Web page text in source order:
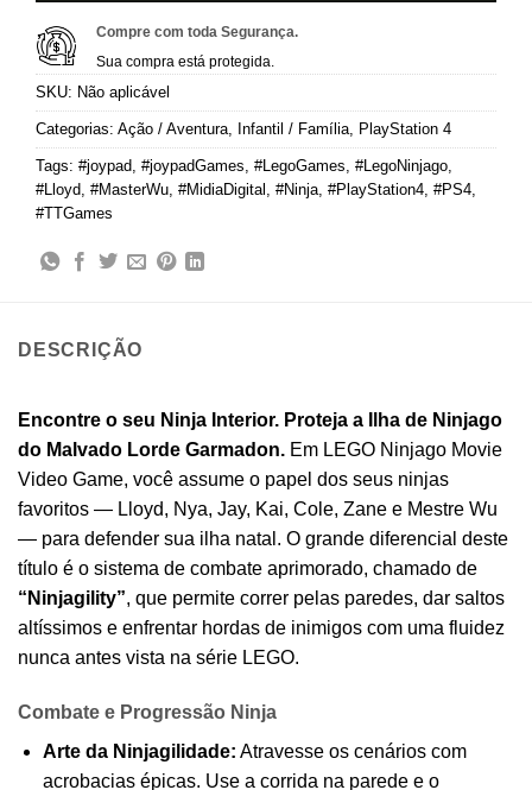
Compre com toda Segurança.
Sua compra está protegida.
SKU: Não aplicável
Categorias: Ação / Aventura Infantil / Família PlayStation 4
Tags: #joypad #joypadGames #LegoGames #LegoNinjago
#Lloyd #MasterWu #MidiaDigital #Ninja #PlayStation4 #PS4
#TTGames
DESCRIÇÃO
Encontre o seu Ninja Interior. Proteja a Ilha de Ninjago
do Malvado Lorde Garmadon. Em LEGO Ninjago Movie
Video Game, você assume o papel dos seus ninjas
favoritos — Lloyd, Nya, Jay, Kai, Cole, Zane e Mestre Wu
— para defender sua ilha natal. O grande diferencial deste
título é o sistema de combate aprimorado, chamado de
“Ninjagility”, que permite correr pelas paredes, dar saltos
altíssimos e enfrentar hordas de inimigos com uma fluidez
nunca antes vista na série LEGO.
Combate e Progressão Ninja
Arte da Ninjagilidade: Atravesse os cenários com
acrobacias épicas. Use a corrida na parede e o